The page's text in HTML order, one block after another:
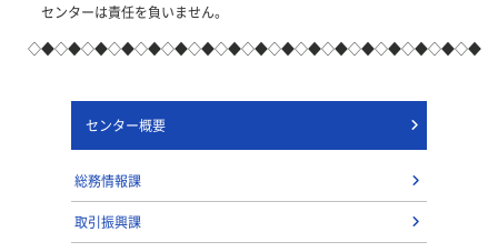
センターは責任を負いません。
◇◆◇◆◇◆◇◆◇◆◇◆◇◆◇◆◇◆◇◆◇◆◇◆◇◆◇◆◇◆◇◆◇◆
センター概要
総務情報課
取引振興課